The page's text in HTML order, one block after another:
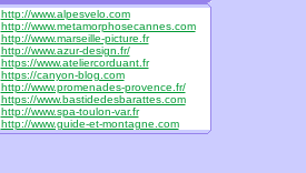
http://www.alpesvelo.com
http://www.metamorphosecannes.com
http://www.marseille-picture.fr
http://www.azur-design.fr/
https://www.ateliercorduant.fr
https://canyon-blog.com
http://www.promenades-provence.fr/
https://www.bastidedesbarattes.com
http://www.spa-toulon-var.fr
http://www.guide-et-montagne.com